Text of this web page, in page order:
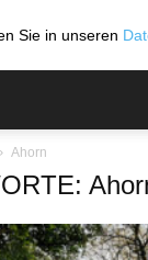
Sie in unseren
Ahorn